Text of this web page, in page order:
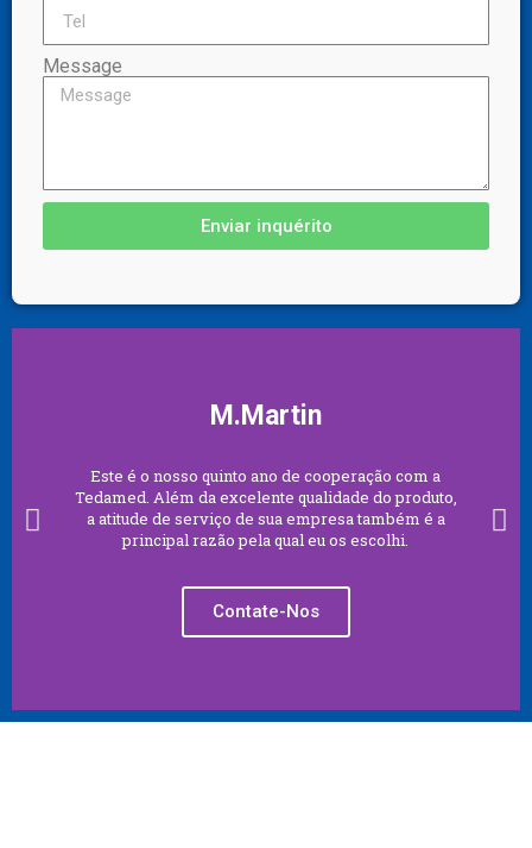
Message
Enviar inquérito
M.Martin
Este é o nosso quinto ano de cooperação com a
Tedamed. Além da excelente qualidade do produto,
a atitude de serviço de sua empresa também é a
principal razão pela qual eu os escolhi.
Contate-Nos